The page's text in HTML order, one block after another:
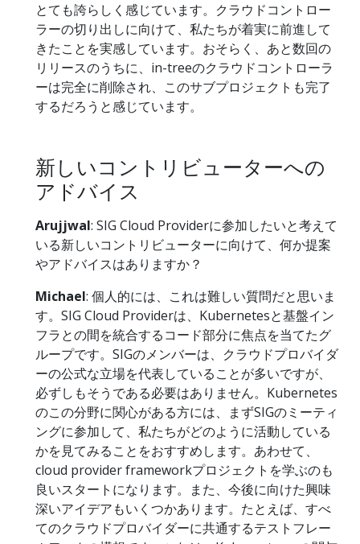
とても誇らしく感じています。クラウドコントロー
ラーの切り出しに向けて、私たちが着実に前進して
きたことを実感しています。おそらく、あと数回の
リリースのうちに、in-treeのクラウドコントローラ
ーは完全に削除され、このサブプロジェクトも完了
するだろうと感じています。
新しいコントリビューターへの
アドバイス
Arujjwal: SIG Cloud Providerに参加したいと考えて
いる新しいコントリビューターに向けて、何か提案
やアドバイスはありますか？
Michael: 個人的には、これは難しい質問だと思いま
す。SIG Cloud Providerは、Kubernetesと基盤イン
フラとの間を統合するコード部分に焦点を当てたグ
ループです。SIGのメンバーは、クラウドプロバイダ
ーの公式な立場を代表していることが多いですが、
必ずしもそうである必要はありません。Kubernetes
のこの分野に関心がある方には、まずSIGのミーティ
ングに参加して、私たちがどのように活動している
かを見てみることをおすすめします。あわせて、
cloud provider frameworkプロジェクトを学ぶのも
良いスタートになります。また、今後に向けた興味
深いアイデアもいくつかあります。たとえば、すべ
てのクラウドプロバイダーに共通するテストフレー